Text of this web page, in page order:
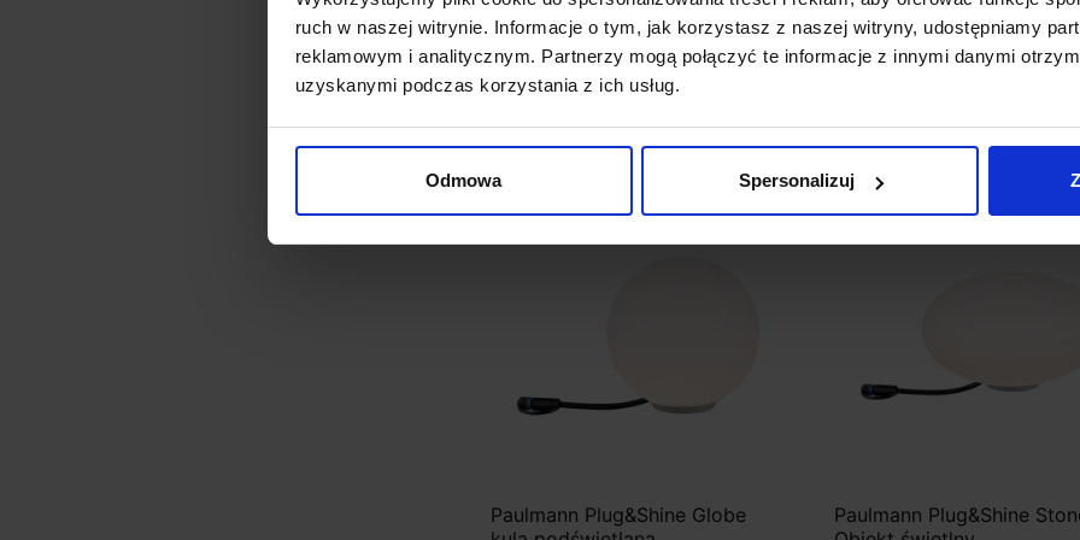
ruch w naszej witrynie. Informacje o tym, jak korzystasz z naszej witryny, udostępniamy
reklamowym i analitycznym. Partnerzy mogą połączyć te informacje z innymi danymi
uzyskanymi podczas korzystania z ich usług.
Odmowa Spersonalizuj
451,00 zł 466,00 zł
favorite_border
Paulmann Plug&Shine Globe
Paulmann Plug&Shine